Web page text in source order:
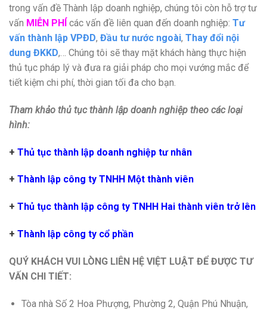
trong vấn đề Thành lập doanh nghiệp, chúng tôi còn hỗ trợ tư
vấn MIỄN PHÍ các vấn đề liên quan đến doanh nghiệp: Tư
vấn thành lập VPĐD, Đầu tư nước ngoài, Thay đổi nội
dung ĐKKD,… Chúng tôi sẽ thay mặt khách hàng thực hiện
thủ tục pháp lý và đưa ra giải pháp cho mọi vướng mắc để
tiết kiệm chi phí, thời gian tối đa cho bạn.
Tham khảo thủ tục thành lập doanh nghiệp theo các loại
hình:
+ Thủ tục thành lập doanh nghiệp tư nhân
+ Thành lập công ty TNHH Một thành viên
+ Thủ tục thành lập công ty TNHH Hai thành viên trở lên
+ Thành lập công ty cổ phần
QUÝ KHÁCH VUI LÒNG LIÊN HỆ VIỆT LUẬT ĐỂ ĐƯỢC TƯ
VẤN CHI TIẾT:
Tòa nhà Số 2 Hoa Phượng, Phường 2, Quận Phú Nhuận,